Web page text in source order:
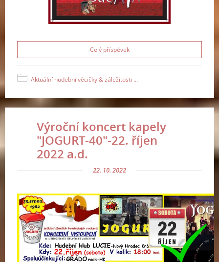
Celý příspěvek
Aktuální hudební věcičky & záležitosti ...
Výroční koncert kapely
"JOGURT-40"-22. říjen
2022 a.d.
22. 10. 2022